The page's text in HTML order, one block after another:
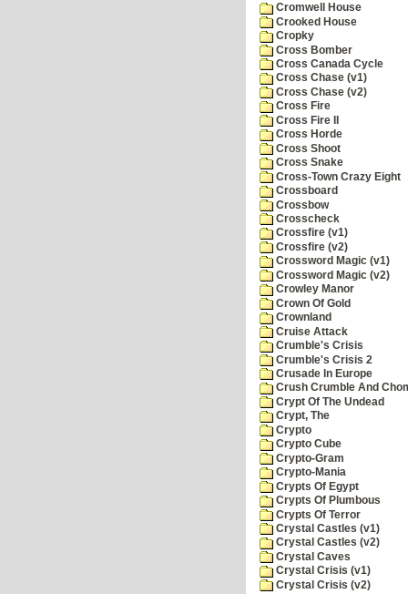
Cromwell House
Crooked House
Cropky
Cross Bomber
Cross Canada Cycle
Cross Chase (v1)
Cross Chase (v2)
Cross Fire
Cross Fire II
Cross Horde
Cross Shoot
Cross Snake
Cross-Town Crazy Eight
Crossboard
Crossbow
Crosscheck
Crossfire (v1)
Crossfire (v2)
Crossword Magic (v1)
Crossword Magic (v2)
Crowley Manor
Crown Of Gold
Crownland
Cruise Attack
Crumble's Crisis
Crumble's Crisis 2
Crusade In Europe
Crush Crumble And
Crypt Of The Undead
Crypt, The
Crypto
Crypto Cube
Crypto-Gram
Crypto-Mania
Crypts Of Egypt
Crypts Of Plumbous
Crypts Of Terror
Crystal Castles (v1)
Crystal Castles (v2)
Crystal Caves
Crystal Crisis (v1)
Crystal Crisis (v2)